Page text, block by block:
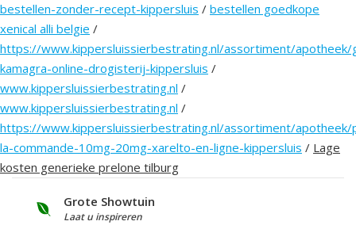
bestellen-zonder-recept-kippersluis / bestellen goedkope
xenical alli belgie /
https://www.kippersluissierbestrating.nl/assortiment/apotheek/
kamagra-online-drogisterij-kippersluis /
www.kippersluissierbestrating.nl /
www.kippersluissierbestrating.nl /
https://www.kippersluissierbestrating.nl/assortiment/apotheek/
la-commande-10mg-20mg-xarelto-en-ligne-kippersluis / Lage
kosten generieke prelone tilburg
Grote Showtuin
Laat u inspireren